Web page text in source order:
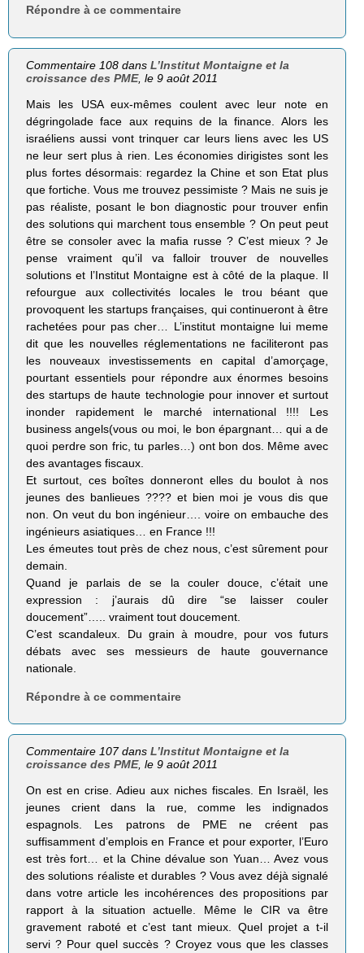
Répondre à ce commentaire
Commentaire 108 dansL’Institut Montaigne et la
croissance des PME, le 9 août 2011
Mais les USA eux-mêmes coulent avec leur note en
dégringolade face aux requins de la finance. Alors les
israéliens aussi vont trinquer car leurs liens avec les US
ne leur sert plus à rien. Les économies dirigistes sont les
plus fortes désormais: regardez la Chine et son Etat plus
que fortiche. Vous me trouvez pessimiste ? Mais ne suis je
pas réaliste, posant le bon diagnostic pour trouver enfin
des solutions qui marchent tous ensemble ? On peut peut
être se consoler avec la mafia russe ? C’est mieux ? Je
pense vraiment qu’il va falloir trouver de nouvelles
solutions et l’Institut Montaigne est à côté de la plaque. Il
refourgue aux collectivités locales le trou béant que
provoquent les startups françaises, qui continueront à être
rachetées pour pas cher… L’institut montaigne lui meme
dit que les nouvelles réglementations ne faciliteront pas
les nouveaux investissements en capital d’amorçage,
pourtant essentiels pour répondre aux énormes besoins
des startups de haute technologie pour innover et surtout
inonder rapidement le marché international !!!! Les
business angels(vous ou moi, le bon épargnant… qui a de
quoi perdre son fric, tu parles…) ont bon dos. Même avec
des avantages fiscaux.
Et surtout, ces boîtes donneront elles du boulot à nos
jeunes des banlieues ???? et bien moi je vous dis que
non. On veut du bon ingénieur…. voire on embauche des
ingénieurs asiatiques… en France !!!
Les émeutes tout près de chez nous, c’est sûrement pour
demain.
Quand je parlais de se la couler douce, c’était une
expression : j’aurais dû dire “se laisser couler
doucement”….. vraiment tout doucement.
C’est scandaleux. Du grain à moudre, pour vos futurs
débats avec ses messieurs de haute gouvernance
nationale.
Répondre à ce commentaire
Commentaire 107 dansL’Institut Montaigne et la
croissance des PME, le 9 août 2011
On est en crise. Adieu aux niches fiscales. En Israël, les
jeunes crient dans la rue, comme les indignados
espagnols. Les patrons de PME ne créent pas
suffisamment d’emplois en France et pour exporter, l’Euro
est très fort… et la Chine dévalue son Yuan… Avez vous
des solutions réaliste et durables ? Vous avez déjà signalé
dans votre article les incohérences des propositions par
rapport à la situation actuelle. Même le CIR va être
gravement raboté et c’est tant mieux. Quel projet a t-il
servi ? Pour quel succès ? Croyez vous que les classes